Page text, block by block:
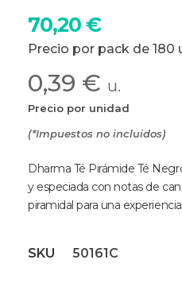
Precio por pack de 180
(*Impuestos no incluidos)
70,20 €
Precio por unidad
Dharma Té Pirámide Té
y especiada con notas de
piramidal para una
SKU 50161C
0,39 € u.